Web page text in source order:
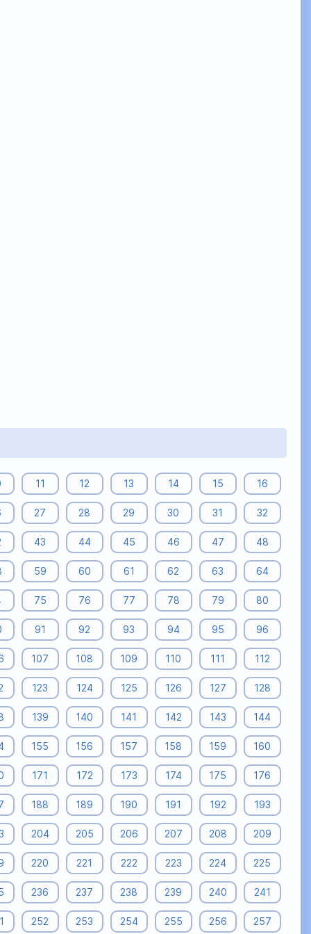
11 12 13 14 15 16
27 28 29 30 31 32
43 44 45 46 47 48
59 60 61 62 63 64
75 76 77 78 79 80
91 92 93 94 95 96
107 108 109 110 111 112
123 124 125 126 127 128
139 140 141 142 143 144
155 156 157 158 159 160
171 172 173 174 175 176
188 189 190 191 192 193
204 205 206 207 208 209
220 221 222 223 224 225
236 237 238 239 240 241
252 253 254 255 256 257